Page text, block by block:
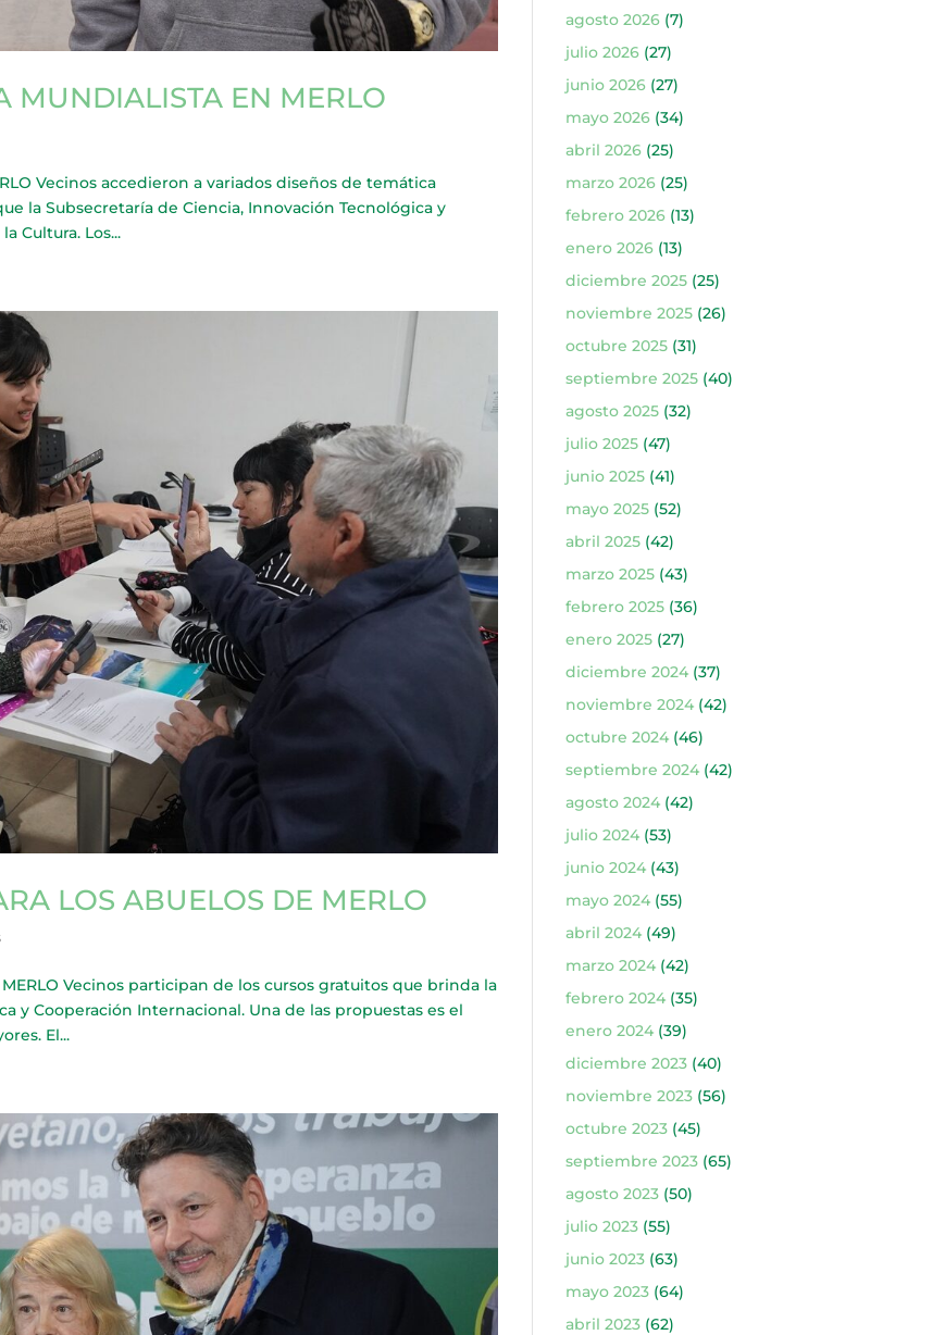
MUNDIALISTA EN MERLO
Vecinos accedieron a variados diseños de temática
la Subsecretaría de Ciencia, Innovación Tecnológica y
Cultura. Los...
LOS ABUELOS DE MERLO
MERLO Vecinos participan de los cursos gratuitos que brinda la
y Cooperación Internacional. Una de las propuestas es el
El...
agosto 2026(7)
julio 2026(27)
junio 2026(27)
mayo 2026(34)
abril 2026(25)
marzo 2026(25)
febrero 2026(13)
enero 2026(13)
diciembre 2025(25)
noviembre 2025(26)
octubre 2025(31)
septiembre 2025(40)
agosto 2025(32)
julio 2025(47)
junio 2025(41)
mayo 2025(52)
abril 2025(42)
marzo 2025(43)
febrero 2025(36)
enero 2025(27)
diciembre 2024(37)
noviembre 2024(42)
octubre 2024(46)
septiembre 2024(42)
agosto 2024(42)
julio 2024(53)
junio 2024(43)
mayo 2024(55)
abril 2024(49)
marzo 2024(42)
febrero 2024(35)
enero 2024(39)
diciembre 2023(40)
noviembre 2023(56)
octubre 2023(45)
septiembre 2023(65)
agosto 2023(50)
julio 2023(55)
junio 2023(63)
mayo 2023(64)
abril 2023(62)